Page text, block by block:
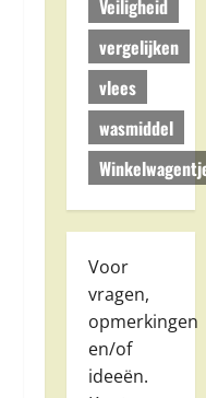
Veiligheid
vergelijken
vlees
wasmiddel
Voor
vragen,
opmerkingen
en/of
ideeën.